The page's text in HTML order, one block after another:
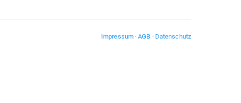
Impressum·AGB · Datenschutz